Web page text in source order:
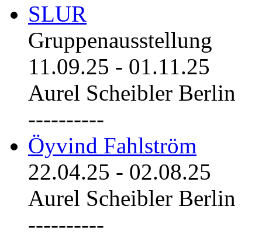
SLUR
Gruppenausstellung
11.09.25 - 01.11.25
Aurel Scheibler Berlin
----------
Öyvind Fahlström
22.04.25 - 02.08.25
Aurel Scheibler Berlin
----------